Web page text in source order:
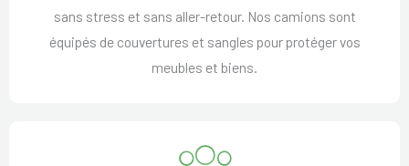
sans stress et sans aller-retour. Nos camions sont
équipés de couvertures et sangles pour protéger vos
meubles et biens.